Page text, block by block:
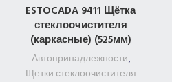
ESTOCADA 9411 Щётка
стеклоочистителя
(каркасные) (525мм)
Автопринадлежности,
Щетки стеклоочистителя